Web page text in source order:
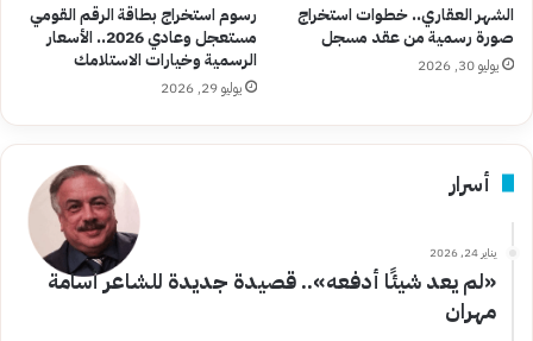
الشهر العقاري.. خطوات استخراج
صورة رسمية من عقد مسجل
يوليو 30, 2026
رسوم استخراج بطاقة الرقم القومي
مستعجل وعادي 2026.. الأسعار
الرسمية وخيارات الاستلامك
يوليو 29, 2026
أسرار
يناير 24, 2026
«لم يعد شيئًا أدفعه».. قصيدة جديدة للشاعر أسامة
مهران